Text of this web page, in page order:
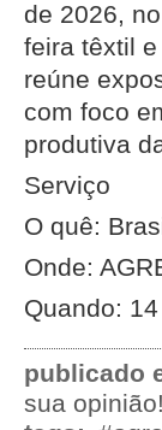
de 2026,
feira têxtil
reúne
com foco
produtiva
Serviço
O quê:
Onde:
Quando:
publicado
sua opinião!